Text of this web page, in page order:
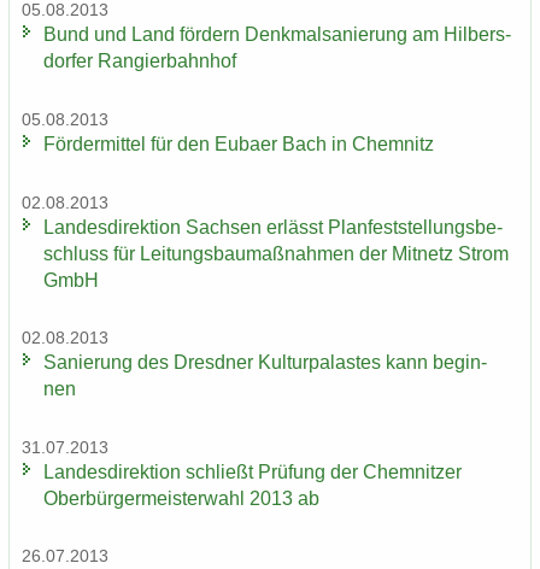
05.08.2013
Bund und Land för­dern Denk­mal­sa­nie­rung am Hil­bers­
dor­fer Ran­gier­bahn­hof
05.08.2013
För­der­mit­tel für den Eu­ba­er Bach in Chem­nitz
02.08.2013
Lan­des­di­rek­ti­on Sach­sen er­lässt Plan­fest­stel­lungs­be­
schluss für Lei­tungs­bau­maß­nah­men der Mit­netz Strom
GmbH
02.08.2013
Sa­nie­rung des Dresd­ner Kul­tur­pa­las­tes kann be­gin­
nen
31.07.2013
Lan­des­di­rek­ti­on schließt Prü­fung der Chem­nit­zer
Ober­bür­ger­meis­ter­wahl 2013 ab
26.07.2013